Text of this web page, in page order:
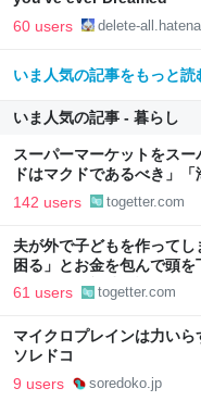
60 users delete-
いま人気の記事をもっと読
いま人気の記事 - 暮らし
スーパーマーケットをス
ドはマクドであるべき」
142 users togetter.com
夫が外で子どもを作って
困る」とお金を包んで頭
じなかった親戚の話→「一
61 users togetter.com
マイクロプレインは力い
ソレドコ
9 users soredoko.jp